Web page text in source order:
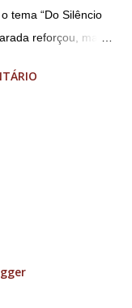
tema “Do Silêncio
reforçou, mais
que estava
shows,
das ruas e